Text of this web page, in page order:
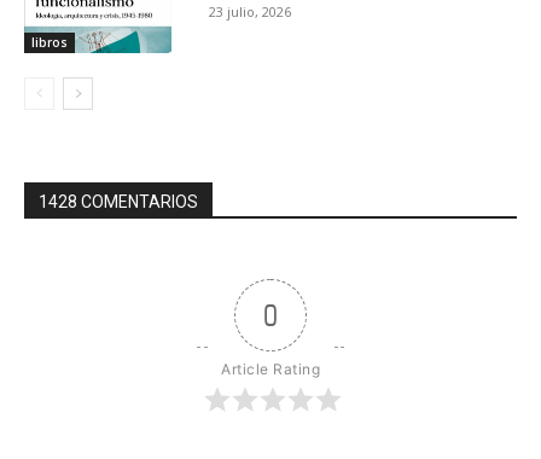
libros
23 julio, 2026
1428 COMENTARIOS
0
Article Rating